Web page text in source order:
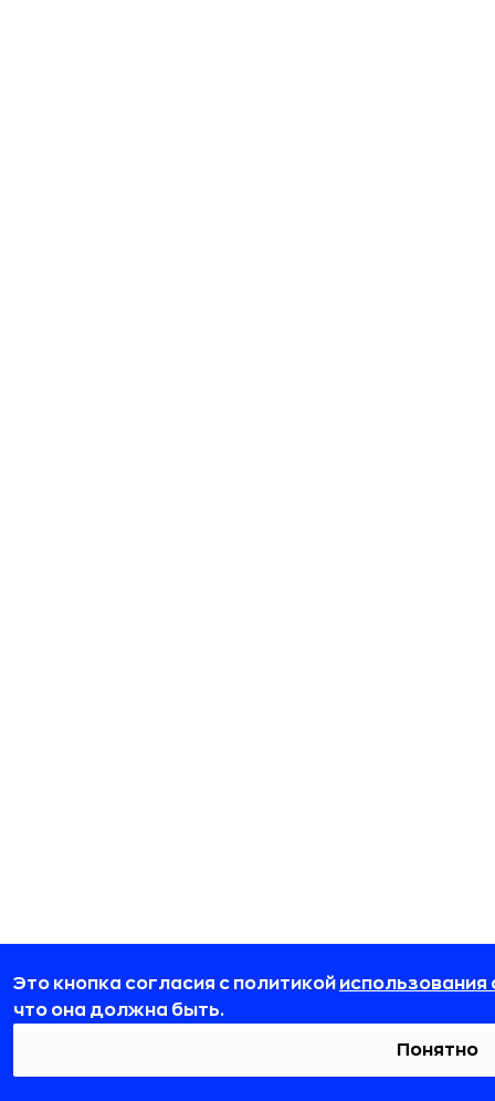
Это кнопка согласия с политикой использования
что она должна быть.
Понятно